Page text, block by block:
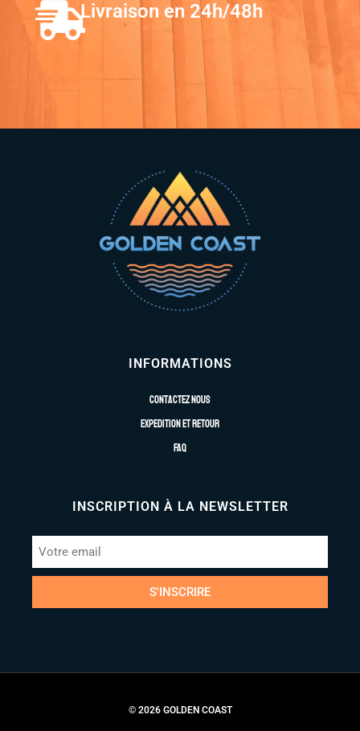
Livraison en 24h/48h
INFORMATIONS
Contactez nous
Expedition et retour
FAQ
INSCRIPTION À LA NEWSLETTER
S'INSCRIRE
© 2026 GOLDEN COAST